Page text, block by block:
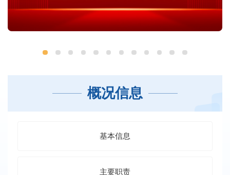
概况信息
基本信息
主要职责